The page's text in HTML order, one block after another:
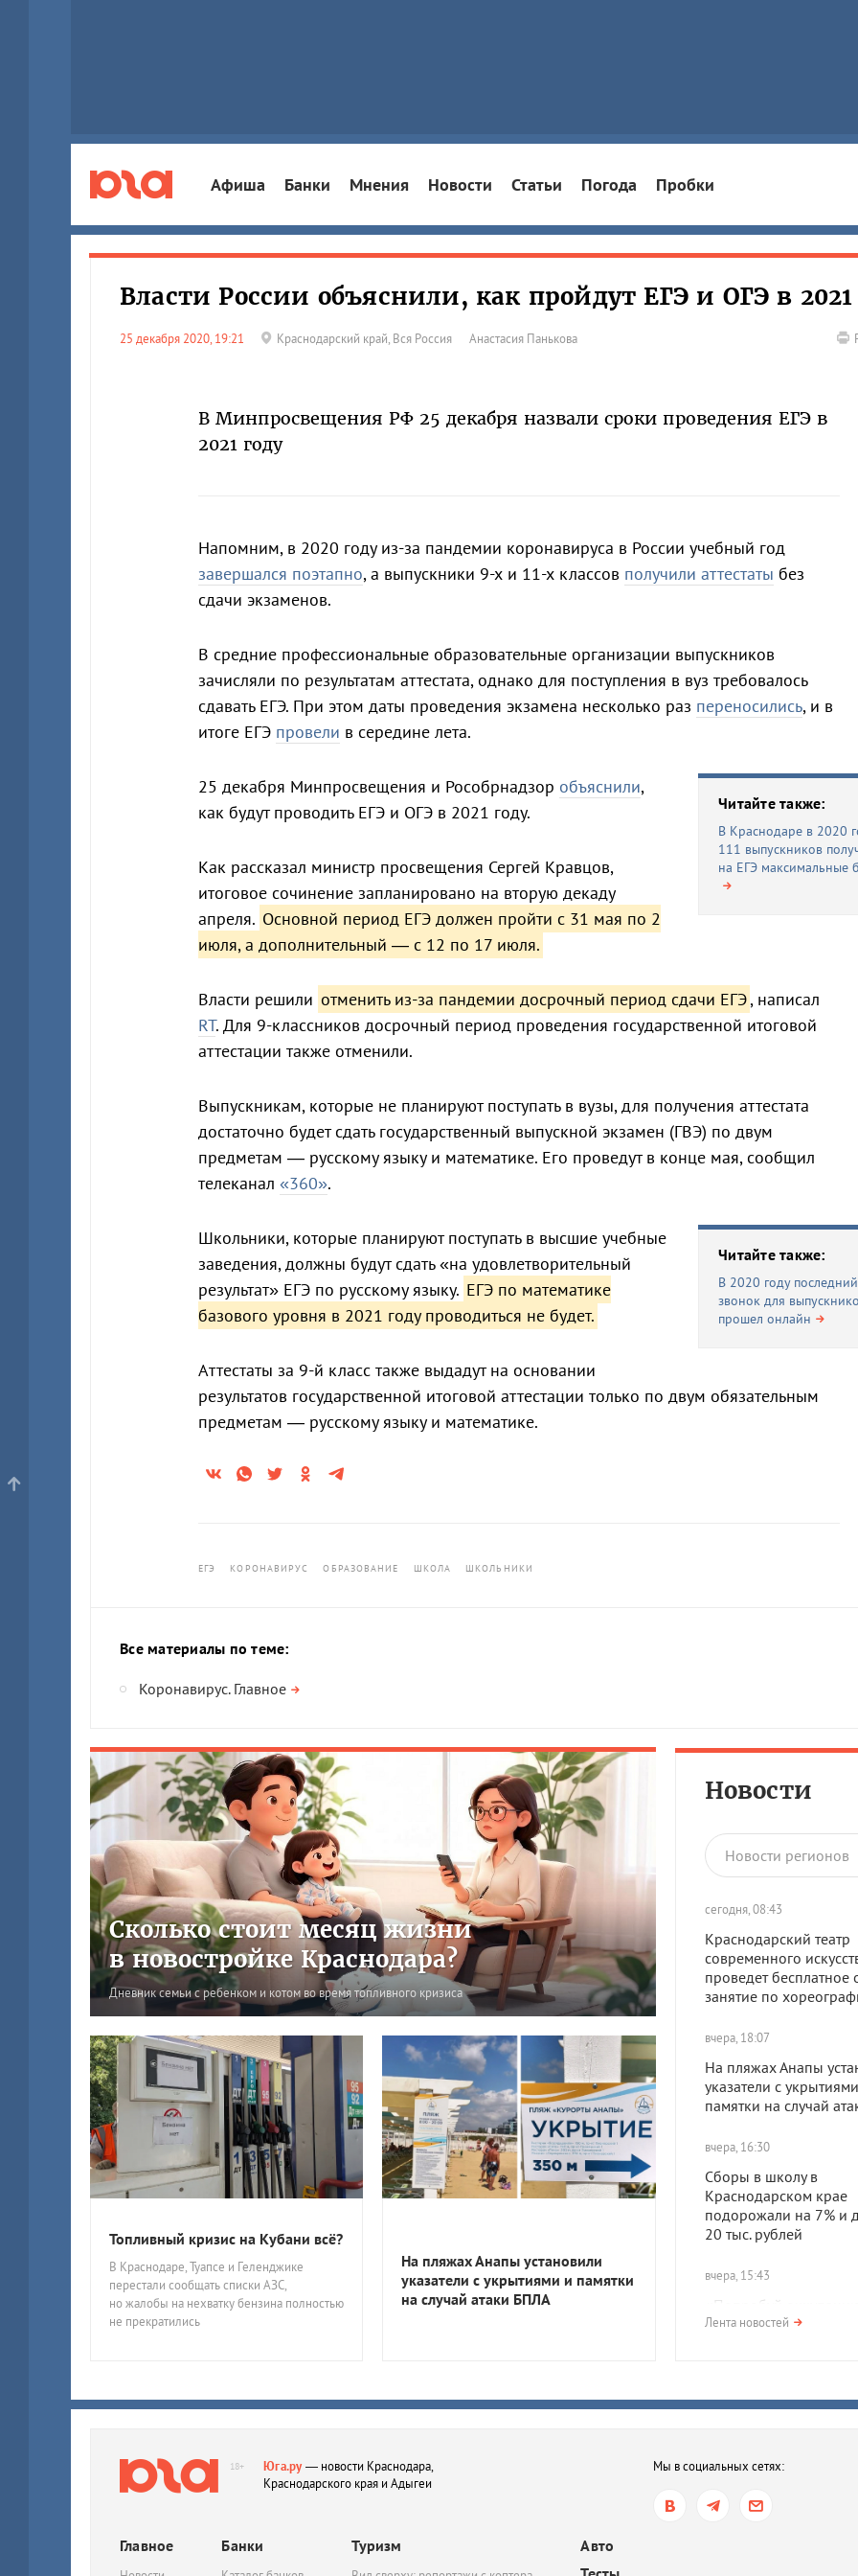
Афиша Банки Мнения Новости Статьи Погода Пробки
Власти России объяснили, как пройдут ЕГЭ и ОГЭ в 2021
25 декабря 2020, 19:21 Краснодарский край, Вся Россия Анастасия Панькова
В Минпросвещения РФ 25 декабря назвали сроки проведения ЕГЭ в
2021 году
Напомним, в 2020 году из-за пандемии коронавируса в России учебный год
завершался поэтапно, а выпускники 9-х и 11-х классов получили аттестаты без
сдачи экзаменов.
В средние профессиональные образовательные организации выпускников
зачисляли по результатам аттестата, однако для поступления в вуз требовалось
сдавать ЕГЭ. При этом даты проведения экзамена несколько раз переносились, и в
итоге ЕГЭ провели в середине лета.
Читайте также:
В Краснодаре в 2020
111 выпускников
на ЕГЭ максимальные
25 декабря Минпросвещения и Рособрнадзор объяснили,
как будут проводить ЕГЭ и ОГЭ в 2021 году.
Как рассказал министр просвещения Сергей Кравцов,
итоговое сочинение запланировано на вторую декаду
апреля. Основной период ЕГЭ должен пройти с 31 мая по 2
июля, а дополнительный — с 12 по 17 июля.
Власти решили отменить из-за пандемии досрочный период сдачи ЕГЭ, написал
RT. Для 9-классников досрочный период проведения государственной итоговой
аттестации также отменили.
Выпускникам, которые не планируют поступать в вузы, для получения аттестата
достаточно будет сдать государственный выпускной экзамен (ГВЭ) по двум
предметам — русскому языку и математике. Его проведут в конце мая, сообщил
телеканал «360».
Читайте также:
В 2020 году последний
звонок для
прошел онлайн
Школьники, которые планируют поступать в высшие учебные
заведения, должны будут сдать «на удовлетворительный
результат» ЕГЭ по русскому языку. ЕГЭ по математике
базового уровня в 2021 году проводиться не будет.
Аттестаты за 9-й класс также выдадут на основании
результатов государственной итоговой аттестации только по двум обязательным
предметам — русскому языку и математике.
ЕГЭ КОРОНАВИРУС ОБРАЗОВАНИЕ ШКОЛА ШКОЛЬНИКИ
Все материалы по теме:
Коронавирус. Главное
Новости
Новости регионов
сегодня, 08:43
Краснодарский театр
современного
проведет бесплатное
занятие по
вчера, 18:07
На пляжах Анапы
указатели с
памятки на случай
вчера, 16:30
Сборы в школу в
Краснодарском крае
подорожали на 7% и
20 тыс. рублей
вчера, 15:43
«Попробуй
вкус»: в Краснодаре
вчера, 14:45
— древних жителей
вчера, 14:45
Лента новостей
Сколько стоит месяц жизни
в новостройке Краснодара?
Дневник семьи с ребенком и котом во время топливного кризиса
Топливный кризис на Кубани всё?
В Краснодаре, Туапсе и Геленджике
перестали сообщать списки АЗС,
но жалобы на нехватку бензина полностью
не прекратились
На пляжах Анапы установили
указатели с укрытиями и памятки
на случай атаки БПЛА
18+ Юга.ру— новости Краснодара,
Краснодарского края и Адыгеи
Мы в социальных сетях:
Главное Банки Туризм
Авто